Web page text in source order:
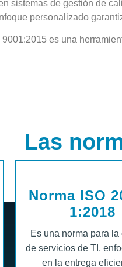
sistemas de gestión de
personalizado
9001:2015 es una
Las
Norma ISO
1:2018
Es una norma para la
de servicios de TI,
en la entrega